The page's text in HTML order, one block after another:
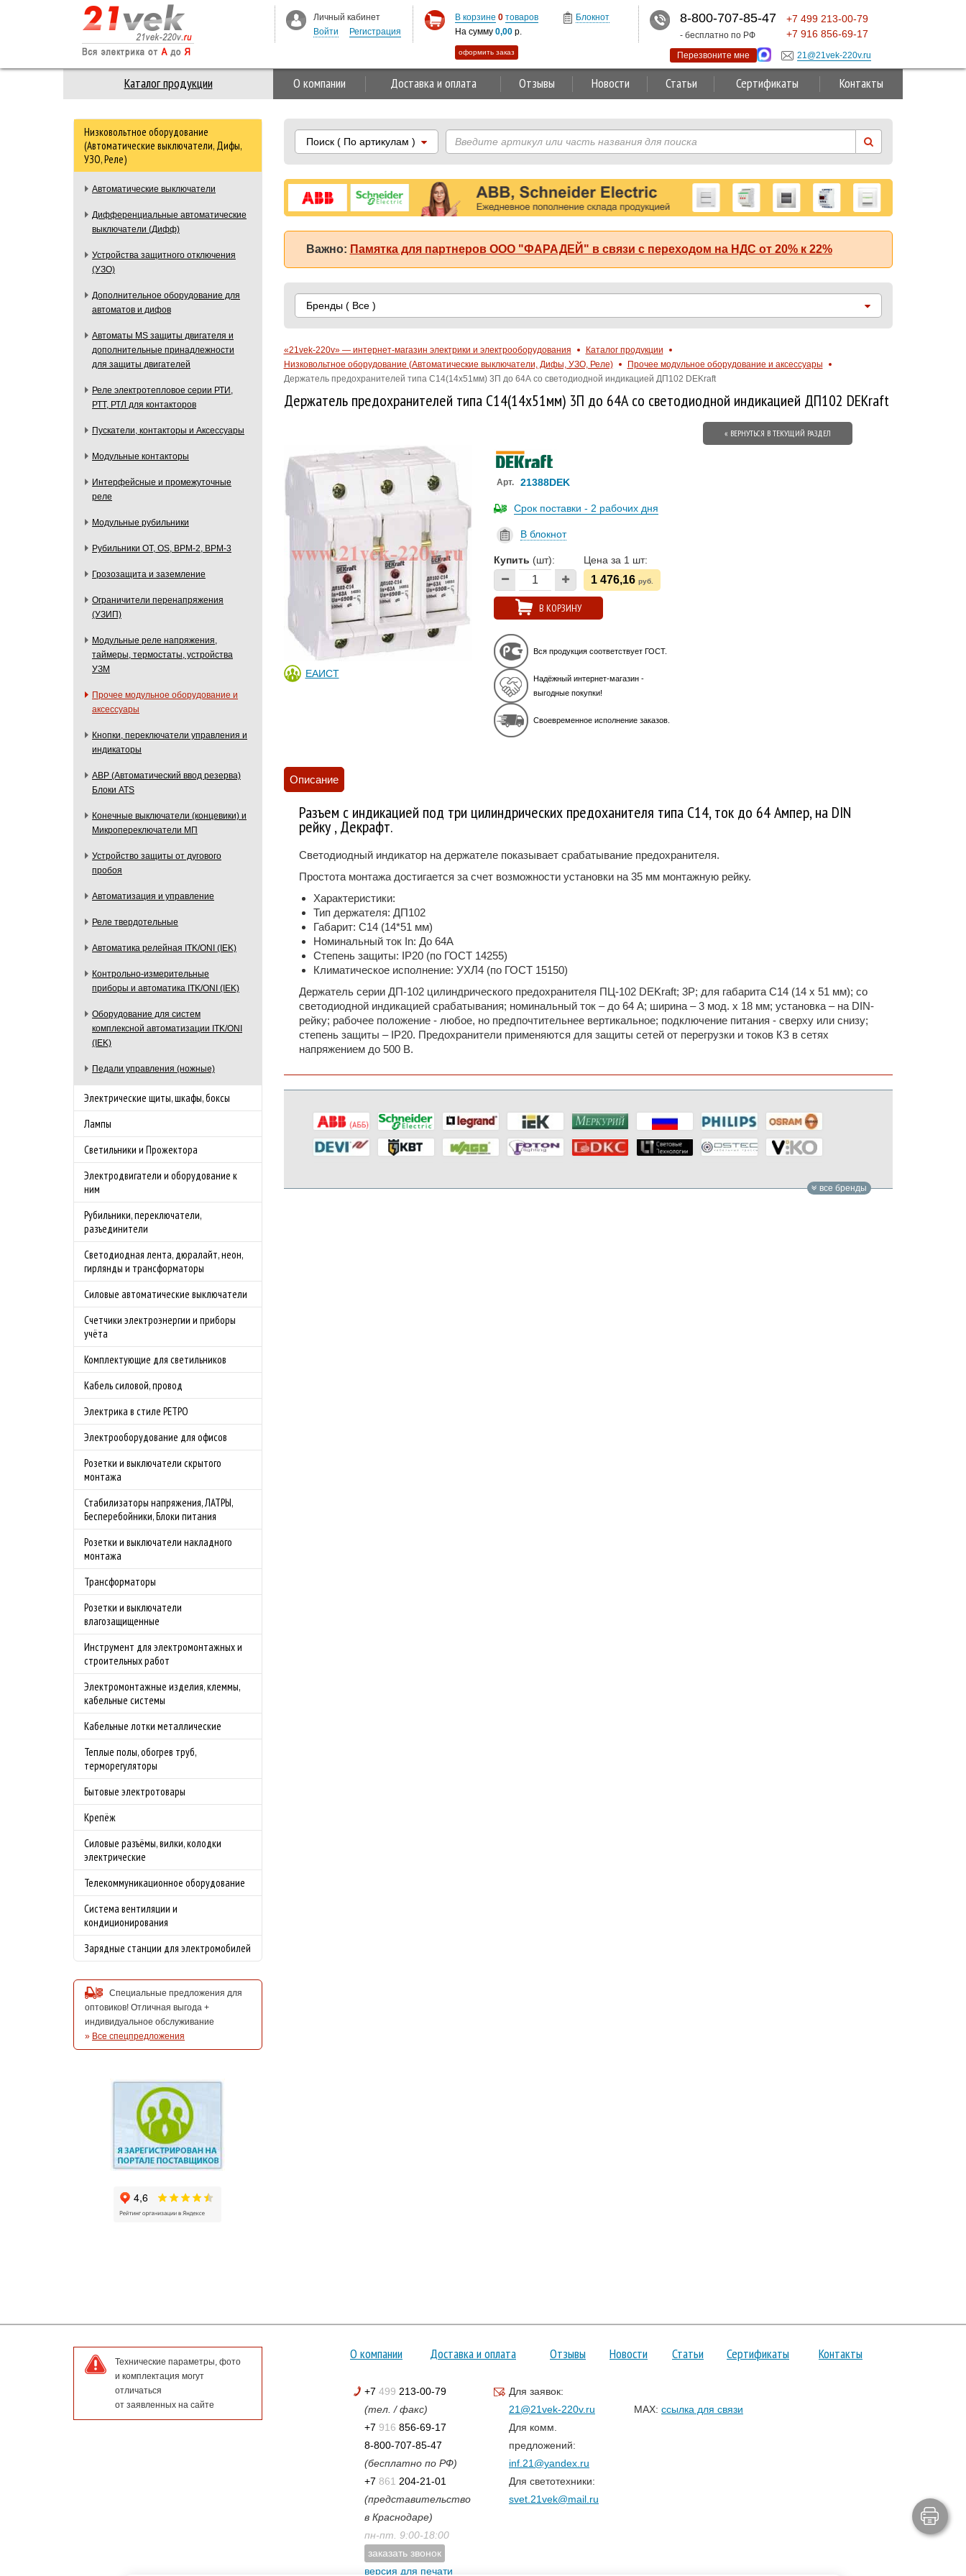
Каталог продукции О компании Доставка и оплата Отзывы Новости Статьи Сертификаты Контакты
Низковольтное оборудование
(Автоматические выключатели, Дифы,
УЗО, Реле)
Автоматические выключатели
Дифференциальные автоматические
выключатели (Дифф)
Устройства защитного отключения
(УЗО)
Дополнительное оборудование для
автоматов и дифов
Автоматы MS защиты двигателя и
дополнительные принадлежности
для защиты двигателей
Реле электротепловое серии РТИ,
РТТ, РТЛ для контакторов
Пускатели, контакторы и Аксессуары
Модульные контакторы
Интерфейсные и промежуточные
реле
Модульные рубильники
Рубильники OT, OS, ВРМ-2, ВРМ-3
Грозозащита и заземление
Ограничители перенапряжения
(УЗИП)
Модульные реле напряжения,
таймеры, термостаты, устройства
УЗМ
Прочее модульное оборудование и
аксессуары
Кнопки, переключатели управления и
индикаторы
АВР (Автоматический ввод резерва)
Блоки ATS
Конечные выключатели (концевики) и
Микропереключатели МП
Устройство защиты от дугового
пробоя
Автоматизация и управление
Реле твердотельные
Автоматика релейная ITK/ONI (IEK)
Контрольно-измерительные
приборы и автоматика ITK/ONI (IEK)
Оборудование для систем
комплексной автоматизации ITK/ONI
(IEK)
Педали управления (ножные)
Электрические щиты, шкафы, боксы
Лампы
Светильники и Прожектора
Электродвигатели и оборудование к
ним
Рубильники, переключатели,
разъединители
Светодиодная лента, дюралайт, неон,
гирлянды и трансформаторы
Силовые автоматические выключатели
Счетчики электроэнергии и приборы
учёта
Комплектующие для светильников
Кабель силовой, провод
Электрика в стиле РЕТРО
Электрооборудование для офисов
Розетки и выключатели скрытого
монтажа
Стабилизаторы напряжения, ЛАТРЫ,
Бесперебойники, Блоки питания
Розетки и выключатели накладного
монтажа
Трансформаторы
Розетки и выключатели
влагозащищенные
Инструмент для электромонтажных и
строительных работ
Электромонтажные изделия, клеммы,
кабельные системы
Кабельные лотки металлические
Теплые полы, обогрев труб,
терморегуляторы
Бытовые электротовары
Крепёж
Силовые разъёмы, вилки, колодки
электрические
Телекоммуникационное оборудование
Система вентиляции и
кондиционирования
Зарядные станции для электромобилей
Специальные предложения для
оптовиков! Отличная выгода +
индивидуальное обслуживание
» Все спецпредложения
Поиск( По артикулам )
Важно: Памятка для партнеров ООО "ФАРАДЕЙ" в связи с переходом на НДС от 20% к 22%
Бренды( Все )
«21vek-220v» — интернет-магазин электрики и электрооборудования
Каталог продукции
Низковольтное оборудование (Автоматические выключатели, Дифы, УЗО, Реле)
Прочее модульное оборудование и аксессуары
Держатель предохранителей типа C14(14x51мм) 3П до 64А со светодиодной индикацией ДП102 DEKraft
Держатель предохранителей типа C14(14x51мм) 3П до 64А со светодиодной индикацией ДП102 DEKraft
« ВЕРНУТЬСЯ В ТЕКУЩИЙ РАЗДЕЛ
ЕАИСТ
Арт. 21388DEK
Срок поставки - 2 рабочих дня
В блокнот
Купить (шт): Цена за 1 шт:
1 476,16 руб.
В КОРЗИНУ
Вся продукция соответствует ГОСТ.
Надёжный интернет-магазин -
выгодные покупки!
Своевременное исполнение заказов.
Описание
Разъем с индикацией под три цилиндрических предоханителя типа С14, ток до 64 Ампер, на DIN
рейку , Декрафт.
Светодиодный индикатор на держателе показывает срабатывание предохранителя.
Простота монтажа достигается за счет возможности установки на 35 мм монтажную рейку.
Характеристики:
Тип держателя: ДП102
Габарит: C14 (14*51 мм)
Номинальный ток In: До 64А
Степень защиты: IP20 (по ГОСТ 14255)
Климатическое исполнение: УХЛ4 (по ГОСТ 15150)
Держатель серии ДП-102 цилиндрического предохранителя ПЦ-102 DEKraft; 3P; для габарита С14 (14 x 51 мм); со
светодиодной индикацией срабатывания; номинальный ток – до 64 А; ширина – 3 мод. х 18 мм; установка – на DIN-
рейку; рабочее положение - любое, но предпочтительнее вертикальное; подключение питания - сверху или снизу;
степень защиты – IP20. Предохранители применяются для защиты сетей от перегрузки и токов КЗ в сетях
напряжением до 500 В.
все бренды
Технические параметры, фото
и комплектация могут
отличаться
от заявленных на сайте
О компании Доставка и оплата Отзывы Новости Статьи Сертификаты Контакты
+7 499 213-00-79
(тел. / факс)
+7 916 856-69-17
8-800-707-85-47
(бесплатно по РФ)
+7 861 204-21-01
(представительство
в Краснодаре)
пн-пт. 9:00-18:00
заказать звонок
версия для печати
Для заявок:
21@21vek-220v.ru
Для комм.
предложений:
inf.21@yandex.ru
Для светотехники:
svet.21vek@mail.ru
MAX: ссылка для связи
Личный кабинет
Войти
Регистрация
В корзине 0 товаров
На сумму 0,00 р.
оформить заказ
Блокнот 8-800-707-85-47
- бесплатно по РФ
+7 499 213-00-79
+7 916 856-69-17
Перезвоните мне 21@21vek-220v.ru